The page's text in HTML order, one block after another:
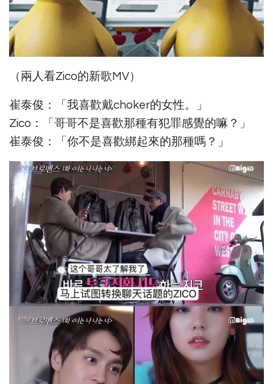
（兩人看Zico的新歌MV）
崔泰俊：「我喜歡戴choker的女性。」
Zico：「哥哥不是喜歡那種有犯罪感覺的嘛？」
崔泰俊：「你不是喜歡綁起來的那種嗎？」